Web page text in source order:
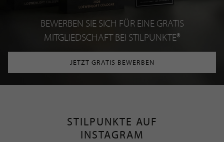
BEWERBEN SIE SICH FÜR EINE GRATIS
MITGLIEDSCHAFT BEI STILPUNKTE®
JETZT GRATIS BEWERBEN
STILPUNKTE AUF
INSTAGRAM